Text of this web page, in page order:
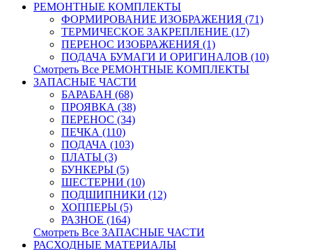
РЕМОНТНЫЕ КОМПЛЕКТЫ
ФОРМИРОВАНИЕ ИЗОБРАЖЕНИЯ (71)
ТЕРМИЧЕСКОЕ ЗАКРЕПЛЕНИЕ (17)
ПЕРЕНОС ИЗОБРАЖЕНИЯ (1)
ПОДАЧА БУМАГИ И ОРИГИНАЛОВ (10)
Смотреть Все РЕМОНТНЫЕ КОМПЛЕКТЫ
ЗАПАСНЫЕ ЧАСТИ
БАРАБАН (68)
ПРОЯВКА (38)
ПЕРЕНОС (34)
ПЕЧКА (110)
ПОДАЧА (103)
ПЛАТЫ (3)
БУНКЕРЫ (5)
ШЕСТЕРНИ (10)
ПОДШИПНИКИ (12)
ХОППЕРЫ (5)
РАЗНОЕ (164)
Смотреть Все ЗАПАСНЫЕ ЧАСТИ
РАСХОДНЫЕ МАТЕРИАЛЫ